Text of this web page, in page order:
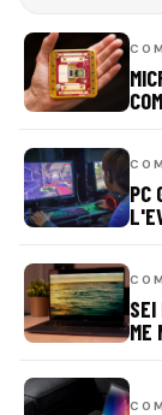
PC
SEI
ME